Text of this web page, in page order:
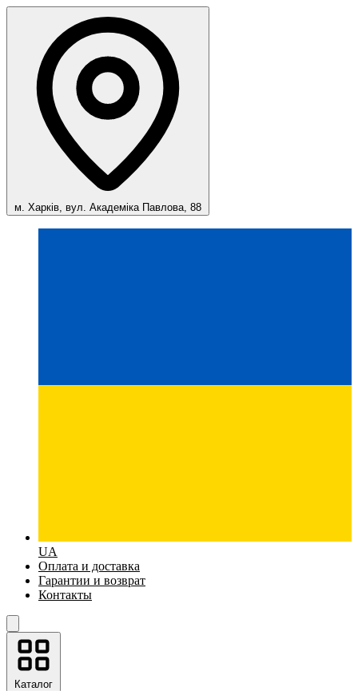
м. Харків, вул. Академіка Павлова, 88
UA
Оплата и доставка
Гарантии и возврат
Контакты
Каталог